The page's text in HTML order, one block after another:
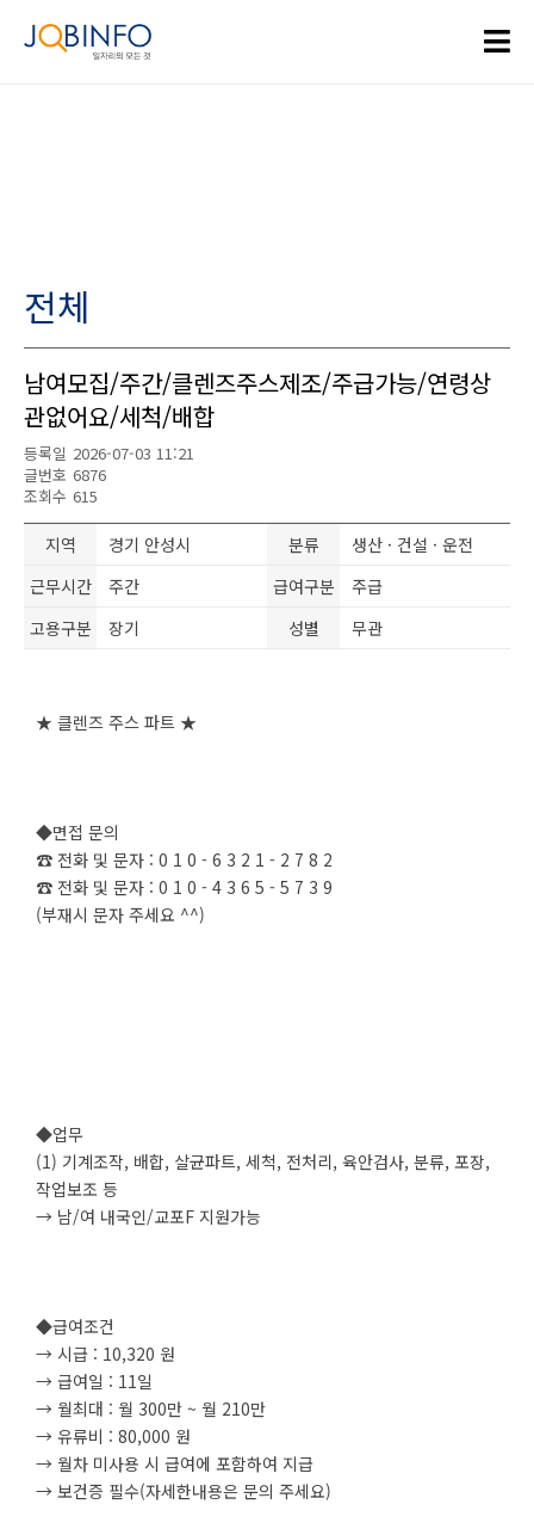
전체
남여모집/주간/클렌즈주스제조/주급가능/연령상
관없어요/세척/배합
등록일 2026-07-03 11:21
글번호 6876
조회수 615
지역 경기 안성시 분류
생산 · 건설 · 운전
근무시간
주간 급여구분
주급
고용구분
장기 성별 무관
★ 클렌즈 주스 파트 ★
◆면접 문의
☎ 전화 및 문자 : 0 1 0 - 6 3 2 1 - 2 7 8 2
☎ 전화 및 문자 : 0 1 0 - 4 3 6 5 - 5 7 3 9
(부재시 문자 주세요 ^^)
◆업무
(1) 기계조작, 배합, 살균파트, 세척, 전처리, 육안검사, 분류, 포장,
작업보조 등
→ 남/여 내국인/교포F 지원가능
◆급여조건
→ 시급 : 10,320 원
→ 급여일 : 11일
→ 월최대 : 월 300만 ~ 월 210만
→ 유류비 : 80,000 원
→ 월차 미사용 시 급여에 포함하여 지급
→ 보건증 필수(자세한내용은 문의 주세요)